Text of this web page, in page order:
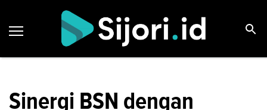
Sinergi BSN dengan